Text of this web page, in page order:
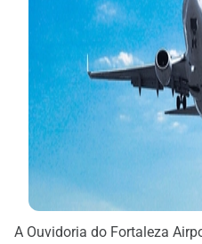
A Ouvidoria do Fortaleza